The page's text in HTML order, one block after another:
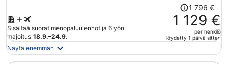
Sisältää suorat menopaluulennot ja 6 yön
majoitus 18.9.–24.9.
Hinta
oli
1 796 €,
hinta
nyt
1 796 €
1 129 €
per henkilö
löydetty 1 päivä sitten
Näytä enemmän